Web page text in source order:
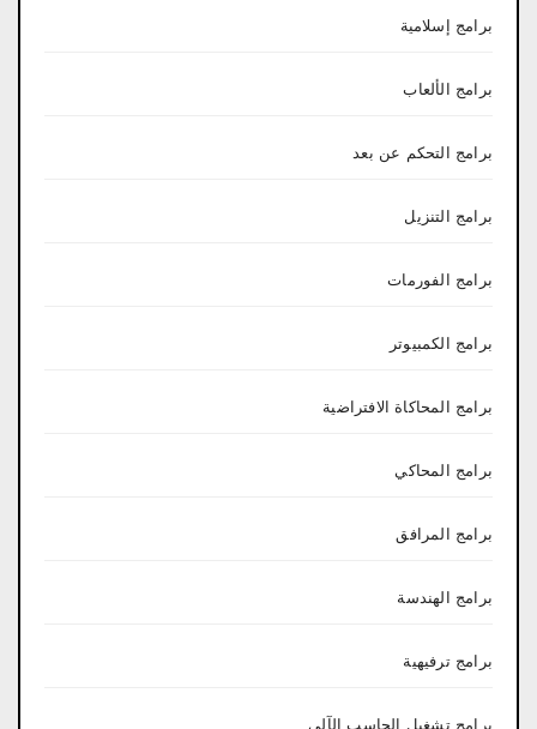
برامج إسلامية
برامج الألعاب
برامج التحكم عن بعد
برامج التنزيل
برامج الفورمات
برامج الكمبيوتر
برامج المحاكاة الافتراضية
برامج المحاكي
برامج المرافق
برامج الهندسة
برامج ترفيهية
برامج تشغيل الحاسب الآلي